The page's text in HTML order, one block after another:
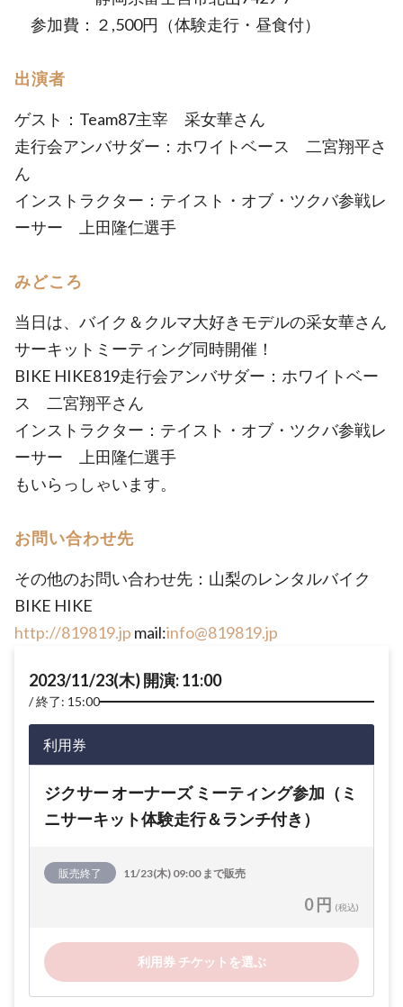
参加費：２,500円（体験走行・昼食付）
出演者
ゲスト：Team87主宰 采女華さん
走行会アンバサダー：ホワイトベース 二宮翔平さ
ん
インストラクター：テイスト・オブ・ツクバ参戦レ
ーサー 上田隆仁選手
みどころ
当日は、バイク＆クルマ大好きモデルの采女華さん
サーキットミーティング同時開催！
BIKE HIKE819走行会アンバサダー：ホワイトベー
ス 二宮翔平さん
インストラクター：テイスト・オブ・ツクバ参戦レ
ーサー 上田隆仁選手
もいらっしゃいます。
お問い合わせ先
その他のお問い合わせ先：山梨のレンタルバイク
BIKE HIKE
http://819819.jp mail:info@819819.jp
2023/11/23(木) 開演: 11:00
終了: 15:00
利用券
ジクサー オーナーズ ミーティング参加（ミ
ニサーキット体験走行＆ランチ付き）
販売終了 11/23(木) 09:00 まで販売
0 円 (税込)
利用券 チケットを選ぶ